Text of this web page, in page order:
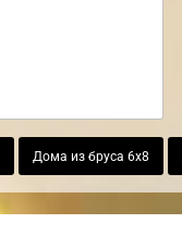
Дома из бруса 6х8